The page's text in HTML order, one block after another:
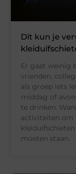
Dit kun je
Er gaat weinig
vrienden,
als groep iets
middag of
te drinken.
activiteiten om
moeten staan.